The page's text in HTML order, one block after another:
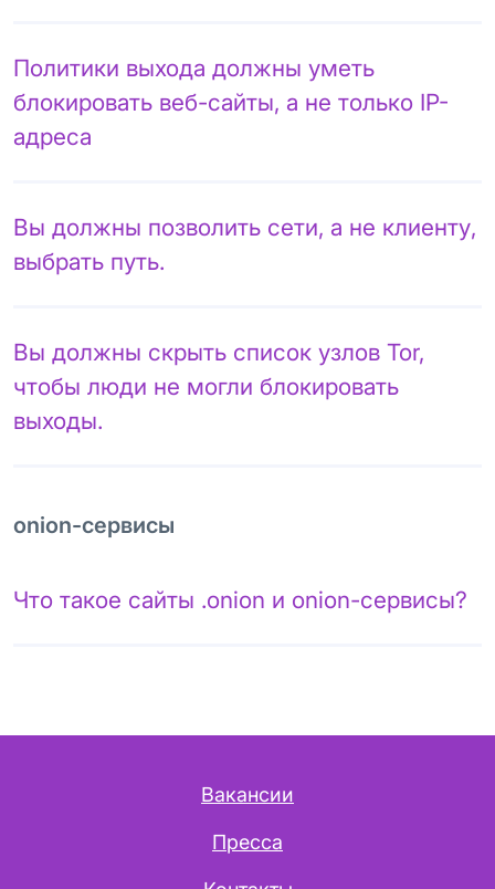
Политики выхода должны уметь
блокировать веб-сайты, а не только IP-
адреса
Вы должны позволить сети, а не клиенту,
выбрать путь.
Вы должны скрыть список узлов Tor,
чтобы люди не могли блокировать
выходы.
onion-сервисы
Что такое сайты .onion и onion-сервисы?
Вакансии
Пресса